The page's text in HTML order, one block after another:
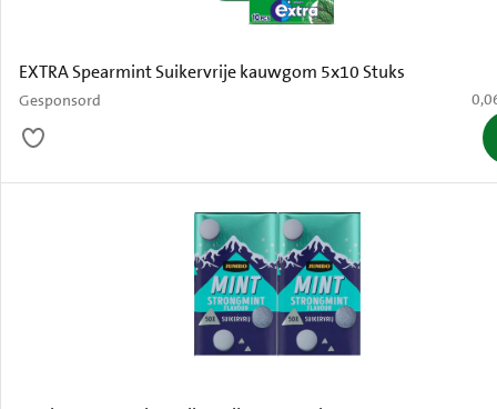
EXTRA Spearmint Suikervrije kauwgom 5x10 Stuks
Gesponsord €